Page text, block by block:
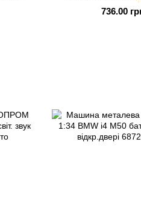
736.00